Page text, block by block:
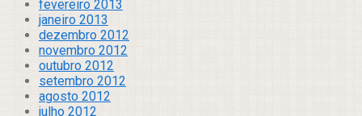
fevereiro 2013
janeiro 2013
dezembro 2012
novembro 2012
outubro 2012
setembro 2012
agosto 2012
julho 2012